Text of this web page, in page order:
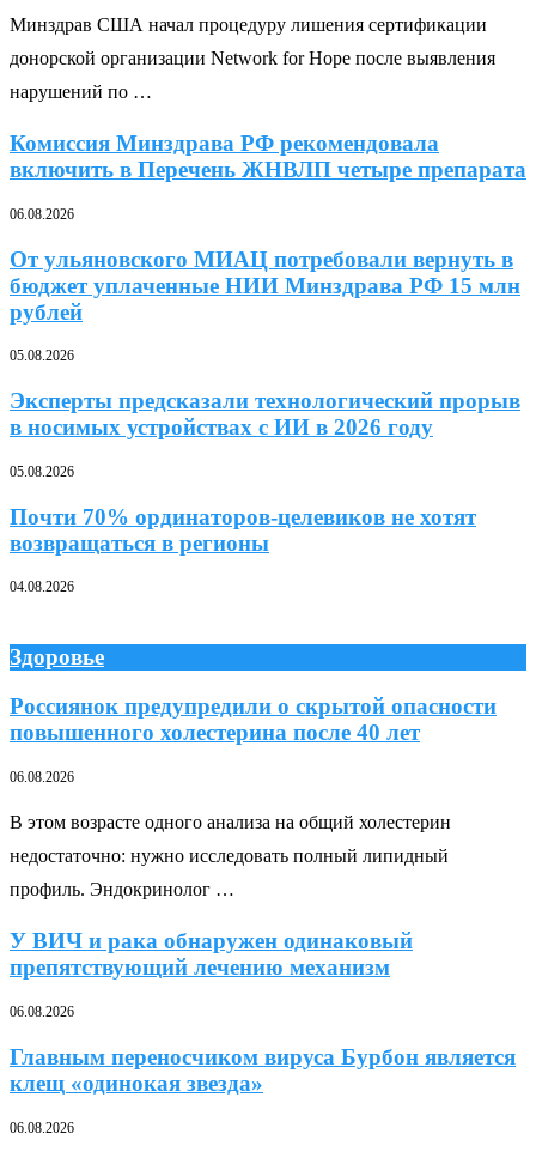
Минздрав США начал процедуру лишения сертификации
донорской организации Network for Hope после выявления
нарушений по …
Комиссия Минздрава РФ рекомендовала
включить в Перечень ЖНВЛП четыре препарата
06.08.2026
От ульяновского МИАЦ потребовали вернуть в
бюджет уплаченные НИИ Минздрава РФ 15 млн
рублей
05.08.2026
Эксперты предсказали технологический прорыв
в носимых устройствах с ИИ в 2026 году
05.08.2026
Почти 70% ординаторов-целевиков не хотят
возвращаться в регионы
04.08.2026
Здоровье
Россиянок предупредили о скрытой опасности
повышенного холестерина после 40 лет
06.08.2026
В этом возрасте одного анализа на общий холестерин
недостаточно: нужно исследовать полный липидный
профиль. Эндокринолог …
У ВИЧ и рака обнаружен одинаковый
препятствующий лечению механизм
06.08.2026
Главным переносчиком вируса Бурбон является
клещ «одинокая звезда»
06.08.2026